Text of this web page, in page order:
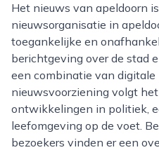
Het nieuws van apeldoorn is een lokale
nieuwsorganisatie in
toegankelijke en
berichtgeving over de stad
een combinatie van
nieuwsvoorziening volgt
ontwikkelingen in politiek,
leefomgeving op de voet.
bezoekers vinden er een